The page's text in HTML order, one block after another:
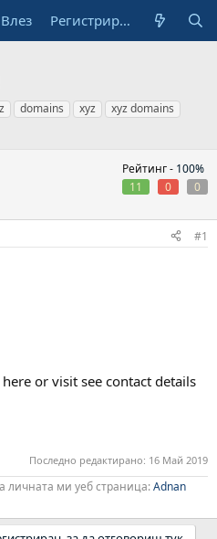
Влез Регистрирай се
domains xyz
xyz domains
Рейтинг - 100%
11
0 0
#1
or visit see contact details
Последно редактирано: 16 Май 2019
личната ми уеб страница:Adnan